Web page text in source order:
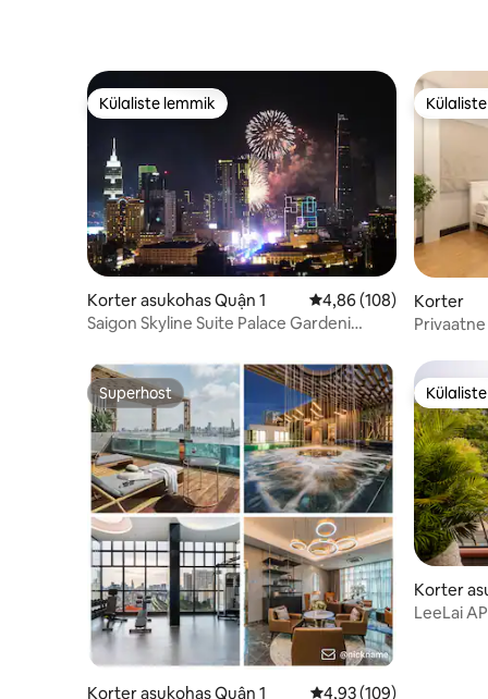
Külaliste lemmik
Külaliste lemmik
Korter asukohas Quận 1 Keskmine hinnang
4,86 (108)
Saigon Skyline Suite Palace Gardeni
Korter
Superhost
Superhost
Korter asukohas Quận 1 Keskmine hinnang
4,93 (109)
Korter
LeeLai